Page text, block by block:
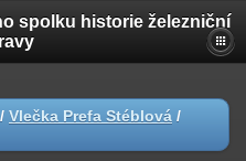
spolku historie železniční
/ Vlečka Prefa Stéblová /